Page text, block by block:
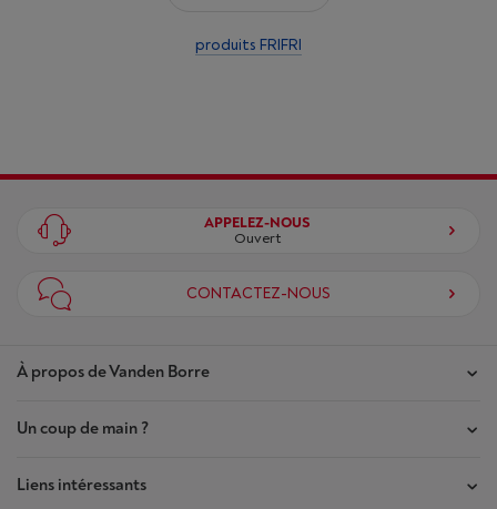
produits FRIFRI
À propos de Vanden Borre
Nos magasins
Contrat de Confiance
Un coup de main ?
Mes commandes
Liens intéressants
APPELEZ-NOUS
Ouvert
CONTACTEZ-NOUS